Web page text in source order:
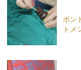
ボン
トメ